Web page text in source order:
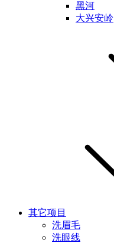
黑河
大兴安岭
其它项目
洗眉毛
洗眼线